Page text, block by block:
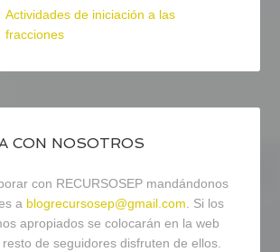
Actividades de iniciación a las
fracciones
CON NOSOTROS
con RECURSOSEP mandándonos
a blogrecursosep@gmail.com. Si los
apropiados se colocarán en la web
de seguidores disfruten de ellos.